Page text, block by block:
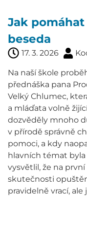
Jak
beseda
17. 3. 2026
Na naší škole
přednáška pana
Velký Chlumec,
a mláďata volně
dozvěděly mnoho
v přírodě správně
pomoci, a kdy
hlavních témat byla
vysvětlil, že na
skutečnosti
pravidelně vrací,